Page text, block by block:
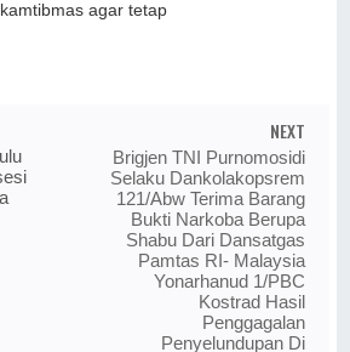
agar tetap
NEXT
Brigjen TNI Purnomosidi
Selaku Dankolakopsrem
121/Abw Terima Barang
Bukti Narkoba Berupa
Shabu Dari Dansatgas
Pamtas RI- Malaysia
Yonarhanud 1/PBC
Kostrad Hasil
Penggagalan
Penyelundupan Di